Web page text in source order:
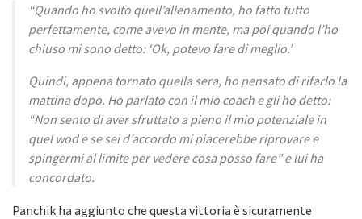
“Quando ho svolto quell’allenamento, ho fatto tutto
perfettamente, come avevo in mente, ma poi quando l’ho
chiuso mi sono detto: ‘Ok, potevo fare di meglio.’
Quindi, appena tornato quella sera, ho pensato di rifarlo la
mattina dopo. Ho parlato con il mio coach e gli ho detto:
“Non sento di aver sfruttato a pieno il mio potenziale in
quel wod e se sei d’accordo mi piacerebbe riprovare e
spingermi al limite per vedere cosa posso fare” e lui ha
concordato.
Panchik ha aggiunto che questa vittoria è sicuramente